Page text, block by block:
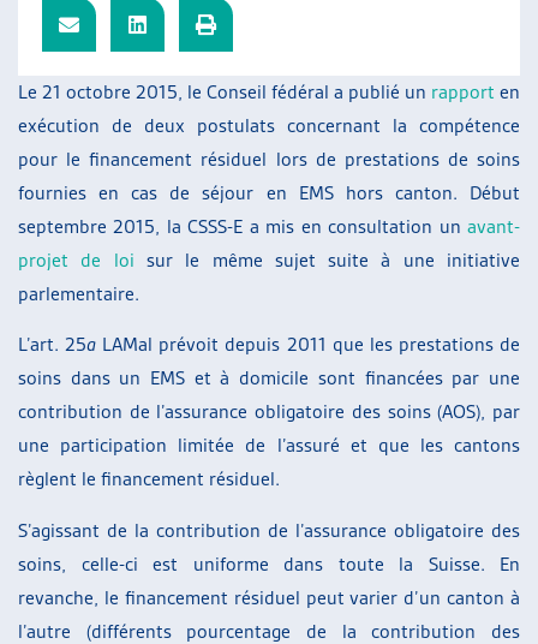
Le 21 octobre 2015, le Conseil fédéral a publié un rapport en
exécution de deux postulats concernant la compétence
pour le financement résiduel lors de prestations de soins
fournies en cas de séjour en EMS hors canton. Début
septembre 2015, la CSSS-E a mis en consultation un avant-
projet de loi sur le même sujet suite à une initiative
parlementaire.
L’art. 25a LAMal prévoit depuis 2011 que les prestations de
soins dans un EMS et à domicile sont financées par une
contribution de l’assurance obligatoire des soins (AOS), par
une participation limitée de l’assuré et que les cantons
règlent le financement résiduel.
S’agissant de la contribution de l’assurance obligatoire des
soins, celle-ci est uniforme dans toute la Suisse. En
revanche, le financement résiduel peut varier d’un canton à
l’autre (différents pourcentage de la contribution des